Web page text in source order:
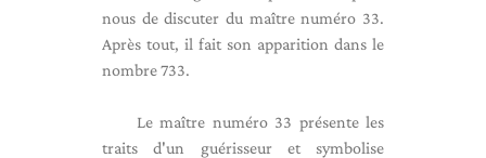
nous de discuter du maître numéro 33.
Après tout, il fait son apparition dans le
nombre 733.
Le maître numéro 33 présente les
traits d'un guérisseur et symbolise